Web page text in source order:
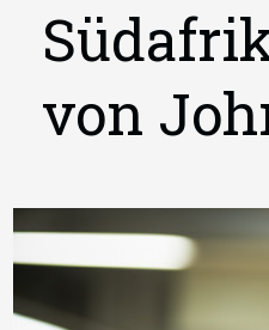
von